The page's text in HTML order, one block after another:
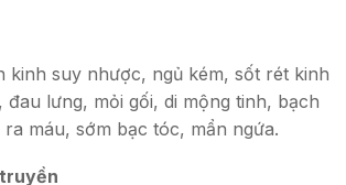
kinh suy nhược, ngủ kém, sốt rét kinh
đau lưng, mỏi gối, di mộng tinh, bạch
máu, sớm bạc tóc, mẩn ngứa.